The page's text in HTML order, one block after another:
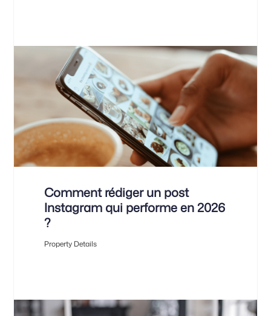
Comment rédiger un post
Instagram qui performe en 2026
?
Property Details